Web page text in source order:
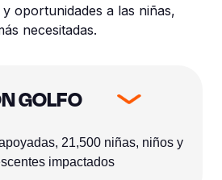
oportunidades a las niñas,
necesitadas.
21,500 niñas, niños y
impactados